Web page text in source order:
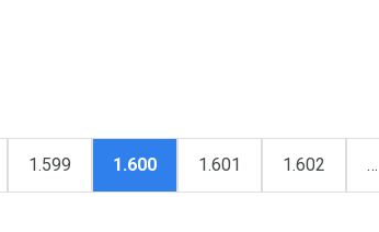
1.599 1.600 1.601 1.602 …